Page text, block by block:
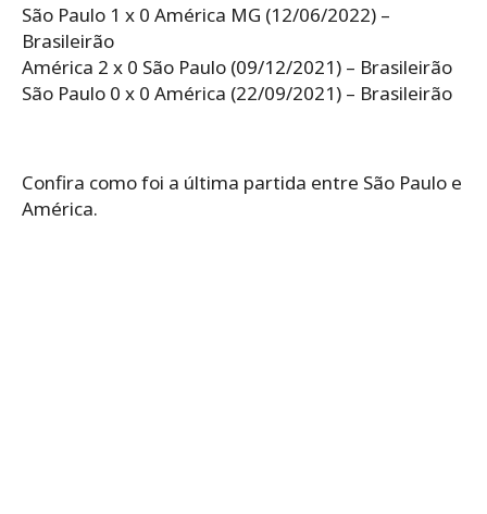
São Paulo 1 x 0 América MG (12/06/2022) –
Brasileirão
América 2 x 0 São Paulo (09/12/2021) – Brasileirão
São Paulo 0 x 0 América (22/09/2021) – Brasileirão
Confira como foi a última partida entre São Paulo e
América.